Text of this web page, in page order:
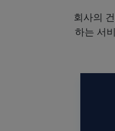
회사의
하는 서